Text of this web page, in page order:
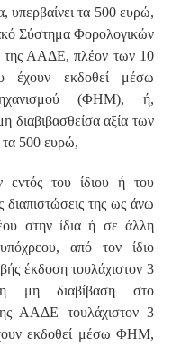
υπερβαίνει τα 500 ευρώ,
Σύστημα Φορολογικών
ΑΑΔΕ, πλέον των 10
έχουν εκδοθεί μέσω
(ΦΗΜ), ή,
διαβιβασθείσα αξία των
τα 500 ευρώ,
εντός του ίδιου ή του
διαπιστώσεις της ως άνω
στην ίδια ή σε άλλη
από τον ίδιο
έκδοση τουλάχιστον 3
η μη διαβίβαση στο
ΑΑΔΕ τουλάχιστον 3
εκδοθεί μέσω ΦΗΜ,